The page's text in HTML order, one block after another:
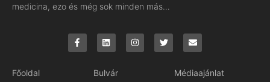
medicina, ezo és még sok minden más…
Főoldal
Bulvár
Médiaajánlat